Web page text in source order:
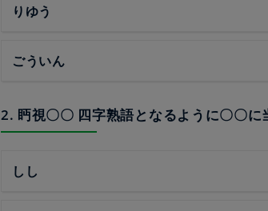
りゆう
ごういん
2. 眄視〇〇 四字熟語となるように〇〇
しし